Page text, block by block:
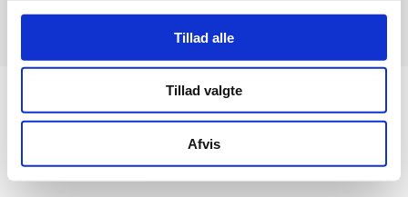
Tillad alle
Tillad valgte
Afvis